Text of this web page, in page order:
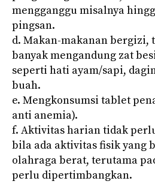
mengganggu misalnya
pingsan.
d. Makan-makanan bergizi,
banyak mengandung zat
seperti hati ayam/sapi,
buah.
e. Mengkonsumsi tablet
anti anemia).
f. Aktivitas harian tidak
bila ada aktivitas fisik yang
olahraga berat, terutama
perlu dipertimbangkan.